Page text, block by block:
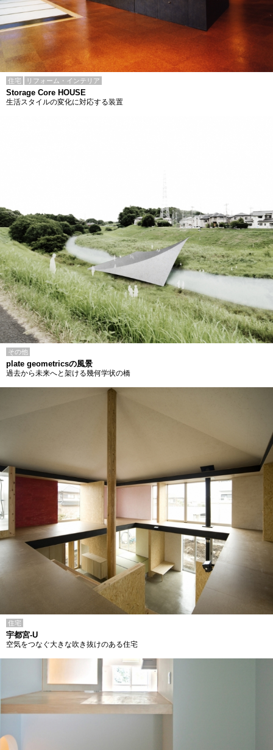
住宅 リフォーム・インテリア
Storage Core HOUSE
生活スタイルの変化に対応する装置
その他
plate geometricsの風景
過去から未来へと架ける幾何学状の橋
住宅
宇都宮-U
空気をつなぐ大きな吹き抜けのある住宅